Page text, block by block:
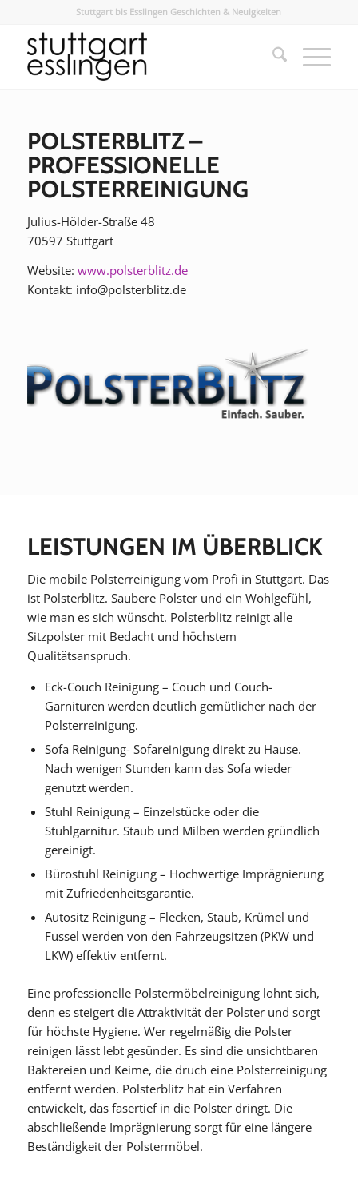
Stuttgart bis Esslingen Geschichten & Neuigkeiten
POLSTERBLITZ –
PROFESSIONELLE
POLSTERREINIGUNG
Julius-Hölder-Straße 48
70597 Stuttgart
Website: www.polsterblitz.de
Kontakt: info@polsterblitz.de
LEISTUNGEN IM ÜBERBLICK
Die mobile Polsterreinigung vom Profi in Stuttgart. Das
ist Polsterblitz. Saubere Polster und ein Wohlgefühl,
wie man es sich wünscht. Polsterblitz reinigt alle
Sitzpolster mit Bedacht und höchstem
Qualitätsanspruch.
Eck-Couch Reinigung – Couch und Couch-
Garnituren werden deutlich gemütlicher nach der
Polsterreinigung.
Sofa Reinigung- Sofareinigung direkt zu Hause.
Nach wenigen Stunden kann das Sofa wieder
genutzt werden.
Stuhl Reinigung – Einzelstücke oder die
Stuhlgarnitur. Staub und Milben werden gründlich
gereinigt.
Bürostuhl Reinigung – Hochwertige Imprägnierung
mit Zufriedenheitsgarantie.
Autositz Reinigung – Flecken, Staub, Krümel und
Fussel werden von den Fahrzeugsitzen (PKW und
LKW) effektiv entfernt.
Eine professionelle Polstermöbelreinigung lohnt sich,
denn es steigert die Attraktivität der Polster und sorgt
für höchste Hygiene. Wer regelmäßig die Polster
reinigen lässt lebt gesünder. Es sind die unsichtbaren
Baktereien und Keime, die druch eine Polsterreinigung
entfernt werden. Polsterblitz hat ein Verfahren
entwickelt, das fasertief in die Polster dringt. Die
abschließende Imprägnierung sorgt für eine längere
Beständigkeit der Polstermöbel.